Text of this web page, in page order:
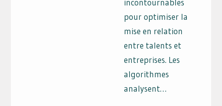
incontournables
pour optimiser la
mise en relation
entre talents et
entreprises. Les
algorithmes
analysent…